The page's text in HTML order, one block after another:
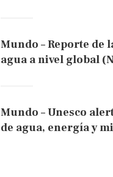
Mundo – Reporte de
agua a nivel global
Mundo – Unesco
de agua, energía y